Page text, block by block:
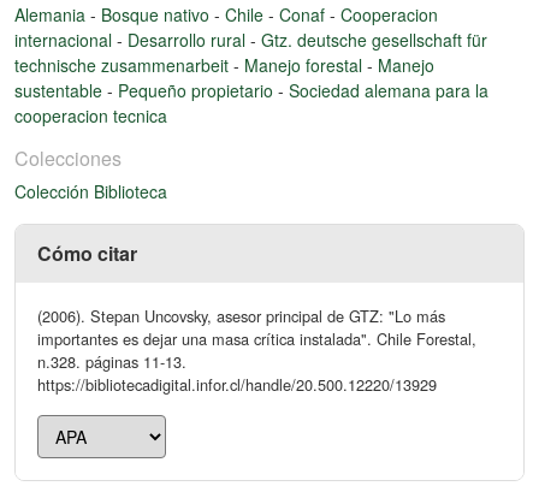
Alemania - Bosque nativo - Chile - Conaf - Cooperacion
internacional - Desarrollo rural - Gtz. deutsche gesellschaft für
technische zusammenarbeit - Manejo forestal - Manejo
sustentable - Pequeño propietario - Sociedad alemana para la
cooperacion tecnica
Colecciones
Colección Biblioteca
Cómo citar
(2006). Stepan Uncovsky, asesor principal de GTZ: "Lo más
importantes es dejar una masa crítica instalada". Chile Forestal,
n.328. páginas 11-13.
https://bibliotecadigital.infor.cl/handle/20.500.12220/13929